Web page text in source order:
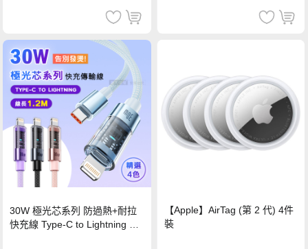
30W 極光芯系列 防過熱+耐拉
快充線 Type-C to Lightning 傳
【Apple】AirTag (第 2 代) 4件
裝